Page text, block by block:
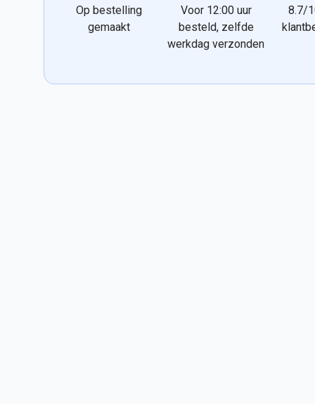
Op bestelling
gemaakt
Voor 12:00 uur
besteld, zelfde
werkdag verzonden
8.7/